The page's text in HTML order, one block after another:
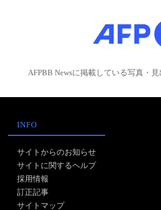
AFPBB Newsに掲載している写真・
INFO
サイトからのお知らせ
サイトに関するヘルプ
採用情報
訂正記事
サイトマップ